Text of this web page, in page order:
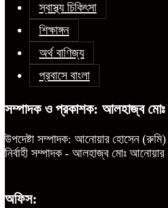
স্বাস্থ্য চিকিৎসা
শিক্ষাঙ্গন
অর্থ বাণিজ্য
প্রবাসে বাংলা
সম্পাদক ও প্রকাশক: আলহাজ্ব মোঃ
উপদেষ্টা সম্পাদক: আনোয়ার হোসেন (রুমি)
নির্বাহী সম্পাদক - আলহাজ্ব মোঃ
অফিস: